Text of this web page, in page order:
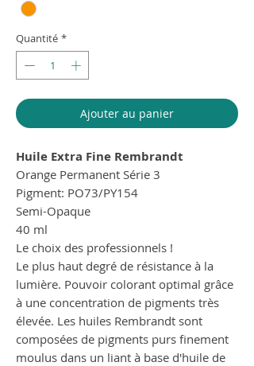
Quantité *
Ajouter au panier
Huile Extra Fine Rembrandt
Orange Permanent Série 3
Pigment: PO73/PY154
Semi-Opaque
40 ml
Le choix des professionnels !
Le plus haut degré de résistance à la
lumière. Pouvoir colorant optimal grâce
à une concentration de pigments très
élevée. Les huiles Rembrandt sont
composées de pigments purs finement
moulus dans un liant à base d'huile de